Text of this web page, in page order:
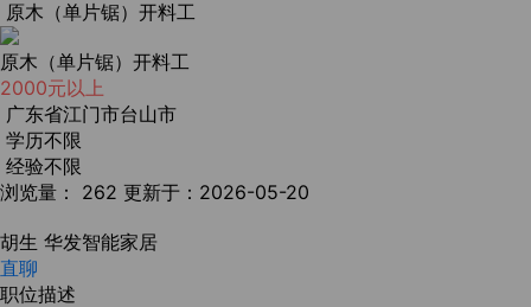
原木（单片锯）开料工
原木（单片锯）开料工
2000元以上
广东省江门市台山市
学历不限
经验不限
浏览量： 262 更新于：2026-05-20
胡生 华发智能家居
直聊
职位描述